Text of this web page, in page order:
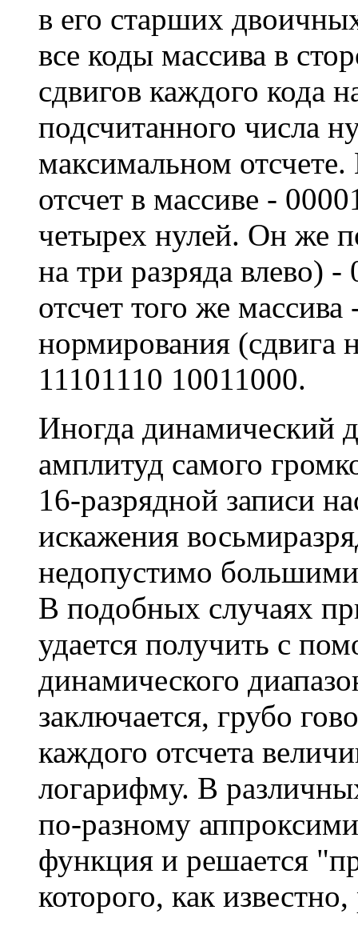
в его старших
все коды массива в
сдвигов каждого кода
подсчитанного числа
максимальном
отсчет в массиве -
четырех нулей. Он же
на три разряда влево)
отсчет того же
нормирования (сдвига
11101110 10011000.
Иногда динамический
амплитуд самого
16-разрядной записи
искажения
недопустимо
В подобных случаях
удается получить с
динамического
заключается, грубо
каждого отсчета
логарифму. В
по-разному
функция и решается
которого, как